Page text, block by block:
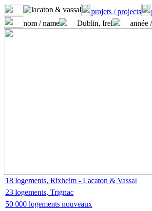
projets / projects
nom / name
Dublin, Irel année
18 logements, Rixheim - Lacaton & Vassal
23 logements, Trignac
50 000 logements nouveaux